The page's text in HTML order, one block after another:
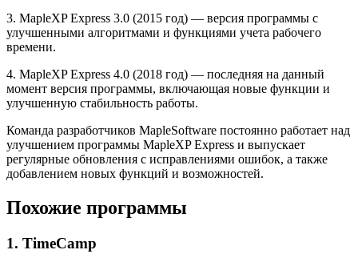
3. MapleXP Express 3.0 (2015 год) — версия программы с
улучшенными алгоритмами и функциями учета рабочего
времени.
4. MapleXP Express 4.0 (2018 год) — последняя на данный
момент версия программы, включающая новые функции и
улучшенную стабильность работы.
Команда разработчиков MapleSoftware постоянно работает над
улучшением программы MapleXP Express и выпускает
регулярные обновления с исправлениями ошибок, а также
добавлением новых функций и возможностей.
Похожие программы
1. TimeCamp